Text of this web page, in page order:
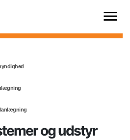
og udstyr